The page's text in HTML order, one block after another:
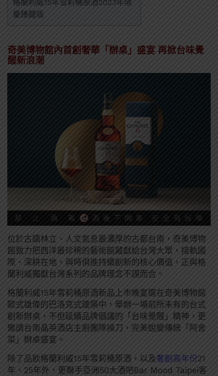
格蘭利威15年雪莉桶原酒2023年限
量臻藏版
奇美博物館內首創奢華「辦桌」盛宴 再掀台味覺
醒新浪潮
位於古蹟林立、人文氣息最濃厚的古都台南，奇美博物
館致力把西洋最珍稀的藝術館藏獻給台灣大眾，接軌國
際、深耕在地，與時俱進持續創新的核心價值，正與格
蘭利威獨獻台灣系列的品牌理念不謀而合。
格蘭利威15年雪莉桶原酒新品上市晚宴選在奇美博物館
歐式雄偉的巴洛克式建築中，舉辦一場前所未有的台式
創新辦桌，不但延續品牌倡議的「台味覺醒」精神，更
邀請台南晶英酒店主廚團隊操刀，完美蛻變傳統「阿舍
菜」辦桌盛宴。
除了品飲格蘭利威15年雪莉桶原酒，以及奢創高年份21
年、25年外，更聯手亞洲50大酒吧Bar Mood Taipei客